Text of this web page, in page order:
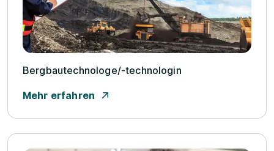
Bergbautechnologe/­-technologin
Mehr erfahren